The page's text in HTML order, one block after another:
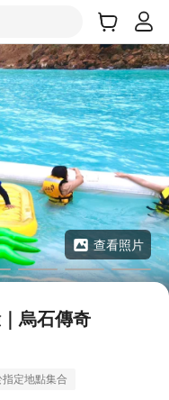
查看照片
烏石傳奇
指定地點集合